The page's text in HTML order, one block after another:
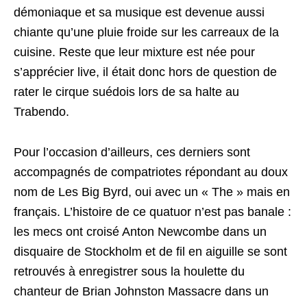
démoniaque et sa musique est devenue aussi
chiante qu’une pluie froide sur les carreaux de la
cuisine. Reste que leur mixture est née pour
s’apprécier live, il était donc hors de question de
rater le cirque suédois lors de sa halte au
Trabendo.
Pour l’occasion d’ailleurs, ces derniers sont
accompagnés de compatriotes répondant au doux
nom de Les Big Byrd, oui avec un « The » mais en
français. L’histoire de ce quatuor n’est pas banale :
les mecs ont croisé Anton Newcombe dans un
disquaire de Stockholm et de fil en aiguille se sont
retrouvés à enregistrer sous la houlette du
chanteur de Brian Johnston Massacre dans un